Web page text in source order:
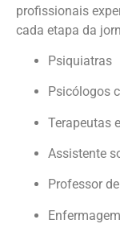
profissionais
cada etapa da
Psiquiatras
Psicólogos
Terapeutas
Assistente
Professor